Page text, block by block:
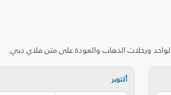
ورحلات الذهاب والعودة على متن فلاي دبي.
أكتوبر